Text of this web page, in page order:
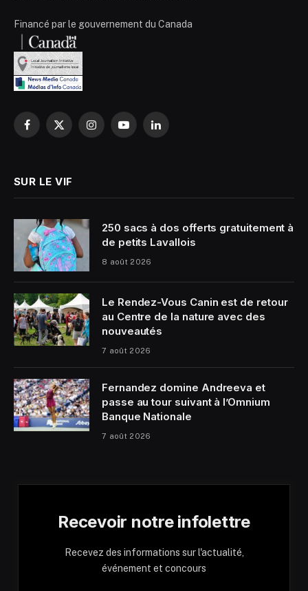
Financé par le gouvernement du Canada
Facebook
X
InstagramYouTubeLinkedIn
SUR LE VIF
250 sacs à dos offerts gratuitement à
de petits Lavallois
8 août 2026
Le Rendez-Vous Canin est de retour
au Centre de la nature avec des
nouveautés
7 août 2026
Fernandez domine Andreeva et
passe au tour suivant à l’Omnium
Banque Nationale
7 août 2026
Recevoir notre infolettre
Recevez des informations sur l'actualité,
événement et concours